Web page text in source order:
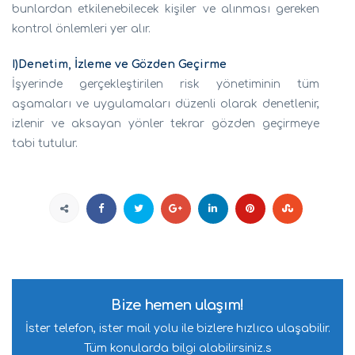
bunlardan etkilenebilecek kişiler ve alınması gereken
kontrol önlemleri yer alır.
I)Denetim, İzleme ve Gözden Geçirme
İşyerinde gerçekleştirilen risk yönetiminin tüm
aşamaları ve uygulamaları düzenli olarak denetlenir,
izlenir ve aksayan yönler tekrar gözden geçirmeye
tabi tutulur.
Bize hemen ulaşım!
İster telefon, ister mail yolu ile bizlere hızlıca ulaşabilir.
Tüm konularda bilgi alabilirsiniz.s